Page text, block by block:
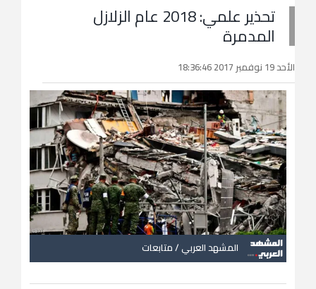
تحذير علمي: 2018 عام الزلازل
المدمرة
الأحد 19 نوفمبر 2017 18:36:46
المشهد العربي / متابعات